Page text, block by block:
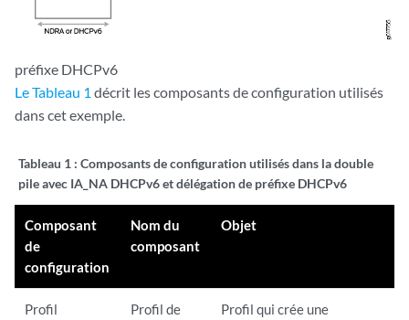
préfixe DHCPv6
Le Tableau 1 décrit les composants de configuration utilisés
dans cet exemple.
Tableau 1 : Composants de configuration utilisés dans la double
pile avec IA_NA DHCPv6 et délégation de préfixe DHCPv6
Composant
de
configuration
Nom du
composant
Objet
Profil
Profil de
Profil qui crée une